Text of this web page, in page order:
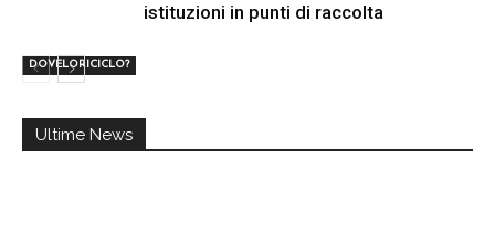
DOVELORICICLO?
istituzioni in punti di raccolta
Ultime News